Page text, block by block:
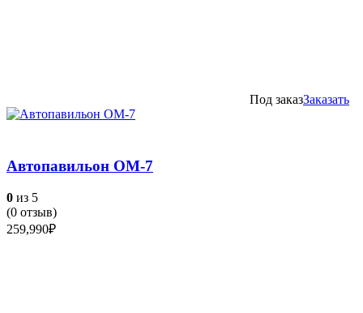
Под заказЗаказать
Автопавильон ОМ-7
0 из 5
(0 отзыв)
259,990₽